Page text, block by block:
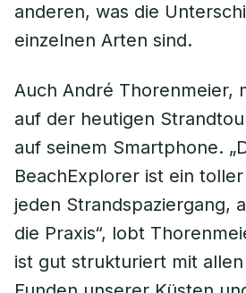
anderen, was die
einzelnen Arten sind.
Auch André Thorenmeier,
auf der heutigen
auf seinem Smartphone.
BeachExplorer ist ein
jeden Strandspaziergang,
die Praxis“, lobt
ist gut strukturiert mit